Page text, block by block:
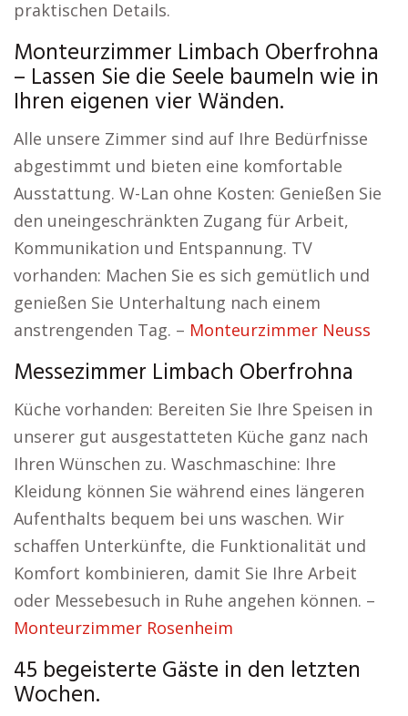
praktischen Details.
Monteurzimmer Limbach Oberfrohna
– Lassen Sie die Seele baumeln wie in
Ihren eigenen vier Wänden.
Alle unsere Zimmer sind auf Ihre Bedürfnisse
abgestimmt und bieten eine komfortable
Ausstattung. W-Lan ohne Kosten: Genießen Sie
den uneingeschränkten Zugang für Arbeit,
Kommunikation und Entspannung. TV
vorhanden: Machen Sie es sich gemütlich und
genießen Sie Unterhaltung nach einem
anstrengenden Tag. – Monteurzimmer Neuss
Messezimmer Limbach Oberfrohna
Küche vorhanden: Bereiten Sie Ihre Speisen in
unserer gut ausgestatteten Küche ganz nach
Ihren Wünschen zu. Waschmaschine: Ihre
Kleidung können Sie während eines längeren
Aufenthalts bequem bei uns waschen. Wir
schaffen Unterkünfte, die Funktionalität und
Komfort kombinieren, damit Sie Ihre Arbeit
oder Messebesuch in Ruhe angehen können. –
Monteurzimmer Rosenheim
45 begeisterte Gäste in den letzten
Wochen.